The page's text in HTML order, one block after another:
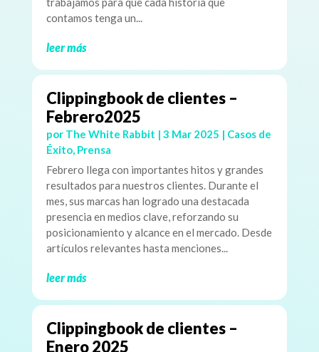
contamos tenga un...
leer más
Clippingbook de clientes –
Febrero2025
por The White Rabbit | 3 Mar 2025 | Casos de
Éxito, Prensa
Febrero llega con importantes hitos y grandes
resultados para nuestros clientes. Durante el
mes, sus marcas han logrado una destacada
presencia en medios clave, reforzando su
posicionamiento y alcance en el mercado. Desde
artículos relevantes hasta menciones...
leer más
Clippingbook de clientes –
Enero 2025